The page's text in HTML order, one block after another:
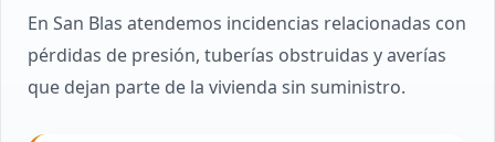
En San Blas atendemos incidencias relacionadas con
pérdidas de presión, tuberías obstruidas y averías
que dejan parte de la vivienda sin suministro.